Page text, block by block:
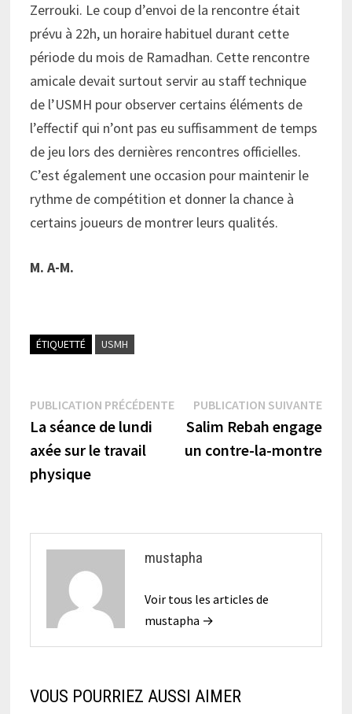
Zerrouki. Le coup d’envoi de la rencontre était
prévu à 22h, un horaire habituel durant cette
période du mois de Ramadhan. Cette rencontre
amicale devait surtout servir au staff technique
de l’USMH pour observer certains éléments de
l’effectif qui n’ont pas eu suffisamment de temps
de jeu lors des dernières rencontres officielles.
C’est également une occasion pour maintenir le
rythme de compétition et donner la chance à
certains joueurs de montrer leurs qualités.
M. A-M.
ÉTIQUETTÉ USMH
Navigation
de
l’article
PUBLICATION PRÉCÉDENTEPublication
précédente :
La séance de lundi
axée sur le travail
physique
PUBLICATION SUIVANTE
Salim Rebah engage
un contre-la-montre
mustapha
Voir tous les articles de
mustapha →
VOUS POURRIEZ AUSSI AIMER